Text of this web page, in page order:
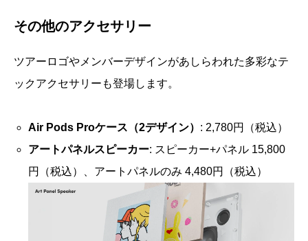
その他のアクセサリー
ツアーロゴやメンバーデザインがあしらわれた多彩なテ
ックアクセサリーも登場します。
Air Pods Proケース（2デザイン） : 2,780円（税込）
アートパネルスピーカー: スピーカー+パネル 15,800
円（税込）、アートパネルのみ 4,480円（税込）